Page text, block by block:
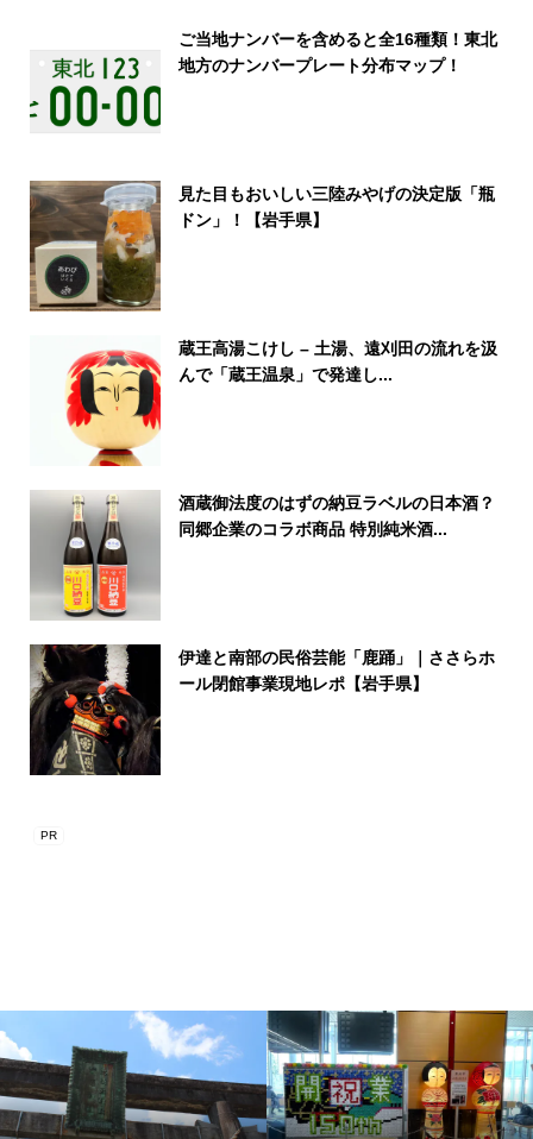
ご当地ナンバーを含めると全16種類！東北
地方のナンバープレート分布マップ！
見た目もおいしい三陸みやげの決定版「瓶
ドン」！【岩手県】
蔵王高湯こけし – 土湯、遠刈田の流れを汲
んで「蔵王温泉」で発達し...
酒蔵御法度のはずの納豆ラベルの日本酒？
同郷企業のコラボ商品 特別純米酒...
伊達と南部の民俗芸能「鹿踊」｜ささらホ
ール閉館事業現地レポ【岩手県】